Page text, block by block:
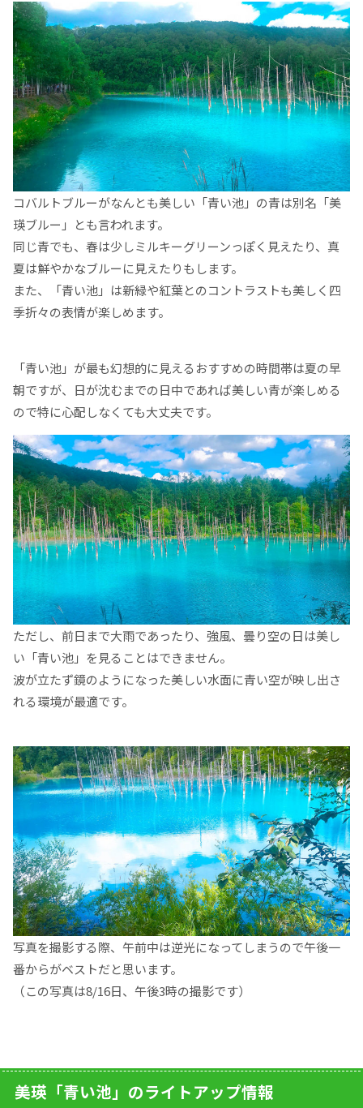
コバルトブルーがなんとも美しい「青い池」の青は別名「美
瑛ブルー」とも言われます。
同じ青でも、春は少しミルキーグリーンっぽく見えたり、真
夏は鮮やかなブルーに見えたりもします。
また、「青い池」は新緑や紅葉とのコントラストも美しく四
季折々の表情が楽しめます。
「青い池」が最も幻想的に見えるおすすめの時間帯は夏の早
朝ですが、日が沈むまでの日中であれば美しい青が楽しめる
ので特に心配しなくても大丈夫です。
ただし、前日まで大雨であったり、強風、曇り空の日は美し
い「青い池」を見ることはできません。
波が立たず鏡のようになった美しい水面に青い空が映し出さ
れる環境が最適です。
写真を撮影する際、午前中は逆光になってしまうので午後一
番からがベストだと思います。
（この写真は8/16日、午後3時の撮影です）
美瑛「青い池」のライトアップ情報